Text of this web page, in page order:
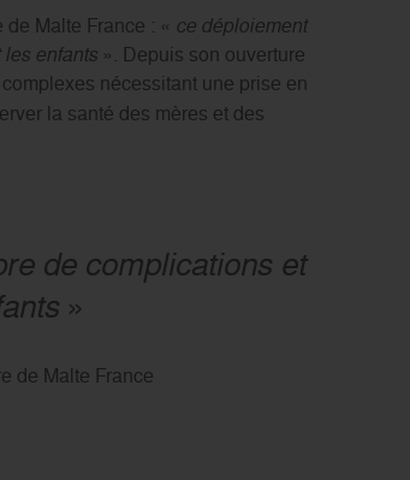
Malte France : « ce déploiement
enfants ». Depuis son ouverture
nécessitant une prise en
la santé des mères et des
de complications et
»
de Malte France